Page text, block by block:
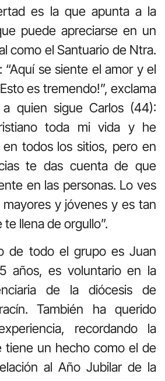
es la que apunta a la
puede apreciarse en un
como el Santuario de Ntra.
“Aquí se siente el amor y el
es tremendo!”, exclama
quien sigue Carlos (44):
toda mi vida y he
todos los sitios, pero en
te das cuenta de que
en las personas. Lo ves
y jóvenes y es tan
llena de orgullo”.
de todo el grupo es Juan
años, es voluntario en la
de la diócesis de
También ha querido
recordando la
tiene un hecho como el de
al Año Jubilar de la